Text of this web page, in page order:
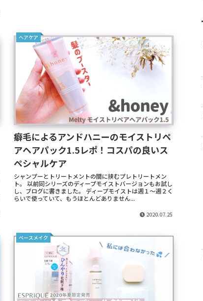
ヘアケア
癖毛によるアンドハニーのモイストリペ
アヘアパック1.5レポ！コスパの良いス
ペシャルケア
シャンプーとトリートメントの間に挟むプレトリートメン
ト。 以前同シリーズのディープモイストバージョンもお試し
し、ブログに書きました。 ディープモイストは週１～週２く
らいで使っていて、もうほとんどありません...
2020.07.25
ベースメイク